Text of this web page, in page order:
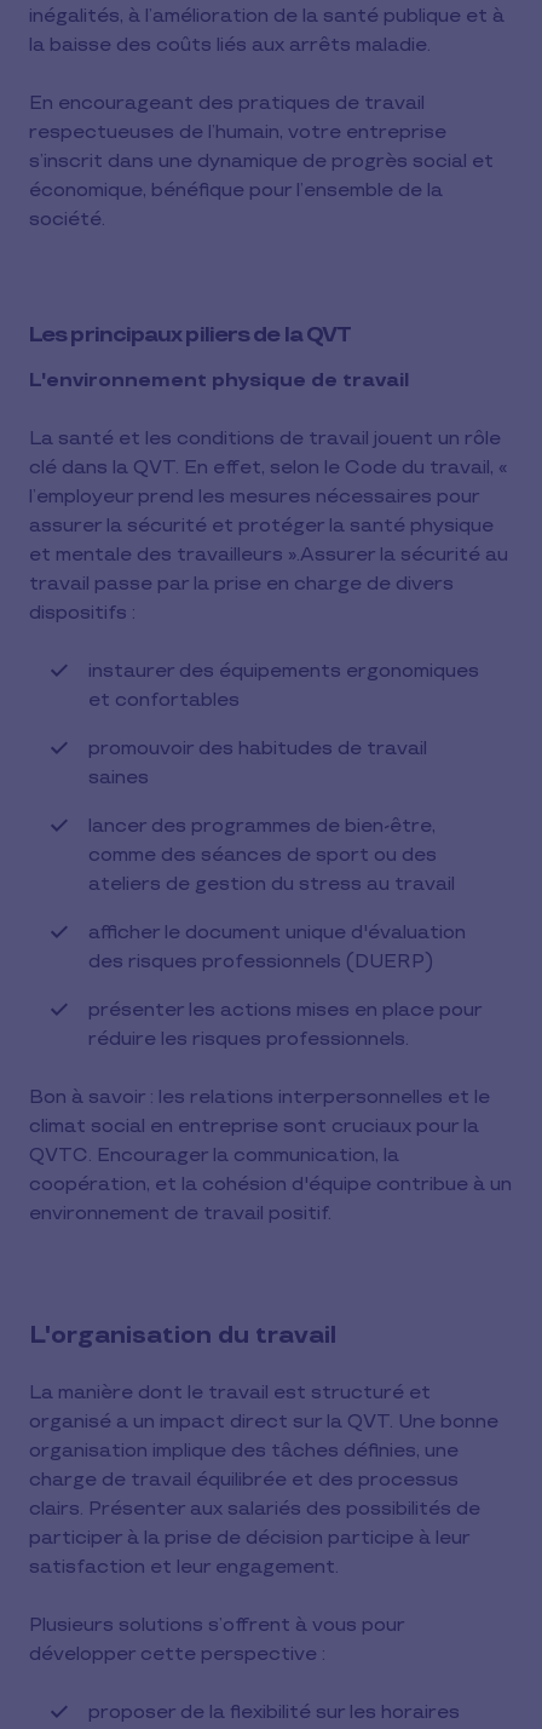
inégalités, à l’amélioration de la santé publique et à
la baisse des coûts liés aux arrêts maladie.
En encourageant des pratiques de travail
respectueuses de l’humain, votre entreprise
s’inscrit dans une dynamique de progrès social et
économique, bénéfique pour l’ensemble de la
société.
Les principaux piliers de la QVT
L'environnement physique de travail
La santé et les conditions de travail jouent un rôle
clé dans la QVT. En effet, selon le Code du travail, «
l’employeur prend les mesures nécessaires pour
assurer la sécurité et protéger la santé physique
et mentale des travailleurs ».Assurer la sécurité au
travail passe par la prise en charge de divers
dispositifs :
instaurer des équipements ergonomiques
et confortables
promouvoir des habitudes de travail
saines
lancer des programmes de bien-être,
comme des séances de sport ou des
ateliers de gestion du stress au travail
afficher le document unique d'évaluation
des risques professionnels (DUERP)
présenter les actions mises en place pour
réduire les risques professionnels.
Bon à savoir : les relations interpersonnelles et le
climat social en entreprise sont cruciaux pour la
QVTC. Encourager la communication, la
coopération, et la cohésion d'équipe contribue à un
environnement de travail positif.
L'organisation du travail
La manière dont le travail est structuré et
organisé a un impact direct sur la QVT. Une bonne
organisation implique des tâches définies, une
charge de travail équilibrée et des processus
clairs. Présenter aux salariés des possibilités de
participer à la prise de décision participe à leur
satisfaction et leur engagement.
Plusieurs solutions s’offrent à vous pour
développer cette perspective :
proposer de la flexibilité sur les horaires